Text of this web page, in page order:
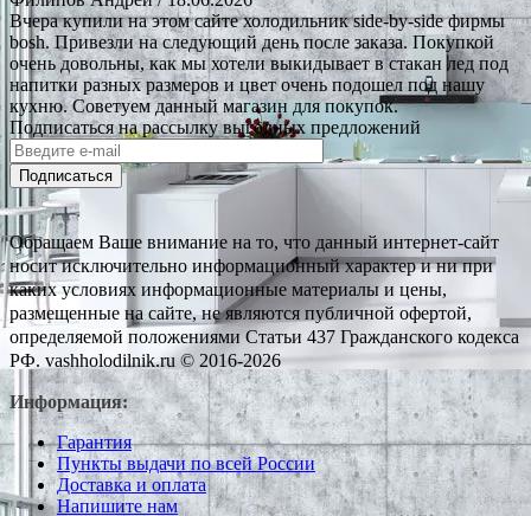
Вчера купили на этом сайте холодильник side-by-side фирмы
bosh. Привезли на следующий день после заказа. Покупкой
очень довольны, как мы хотели выкидывает в стакан лед под
напитки разных размеров и цвет очень подошел под нашу
кухню. Советуем данный магазин для покупок.
Подписаться на рассылку выгодных предложений
Подписаться
Обращаем Ваше внимание на то, что данный интернет-сайт
носит исключительно информационный характер и ни при
каких условиях информационные материалы и цены,
размещенные на сайте, не являются публичной офертой,
определяемой положениями Статьи 437 Гражданского кодекса
РФ. vashholodilnik.ru © 2016-2026
Информация:
Гарантия
Пункты выдачи по всей России
Доставка и оплата
Напишите нам